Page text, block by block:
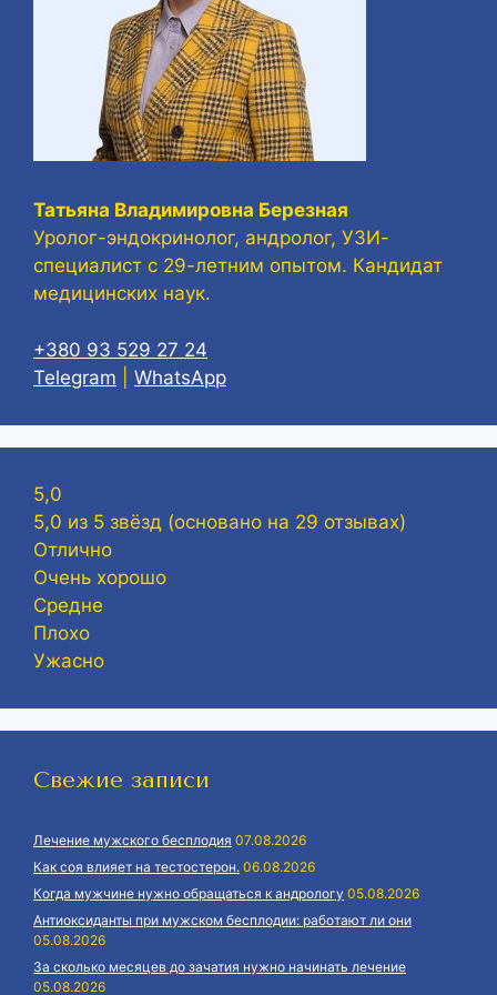
Татьяна Владимировна Березная
Уролог-эндокринолог, андролог, УЗИ-
специалист с 29-летним опытом. Кандидат
медицинских наук.
+380 93 529 27 24
Telegram
WhatsApp
5,0
5,0 из 5 звёзд (основано на 29 отзывах)
Отлично
Очень хорошо
Средне
Плохо
Ужасно
Свежие записи
Лечение мужского бесплодия 07.08.2026
Как соя влияет на тестостерон. 06.08.2026
Когда мужчине нужно обращаться к андрологу 05.08.2026
Антиоксиданты при мужском бесплодии: работают ли они
05.08.2026
За сколько месяцев до зачатия нужно начинать лечение
05.08.2026